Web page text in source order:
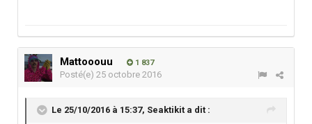
Mattooouu 1 837
Posté(e) 25 octobre 2016
Le 25/10/2016 à 15:37, Seaktikit a dit :